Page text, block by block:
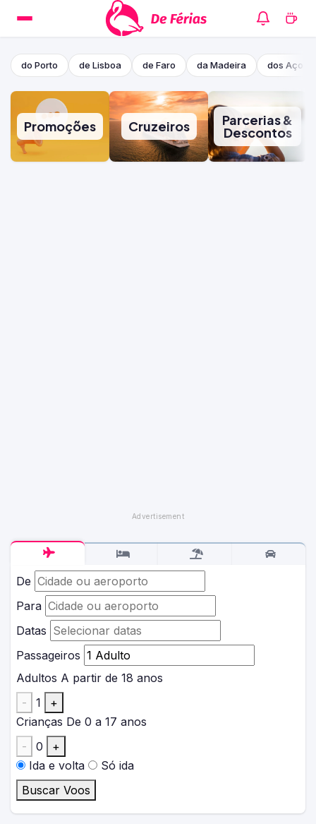
do Porto de Lisboa de Faro da Madeira dos
Promoções Cruzeiros Parcerias &
Descontos
De
Para
Datas
Passageiros
Adultos A partir de 18 anos
-
1
+
Crianças De 0 a 17 anos
-
0
+
Ida e volta
Só ida
Buscar Voos